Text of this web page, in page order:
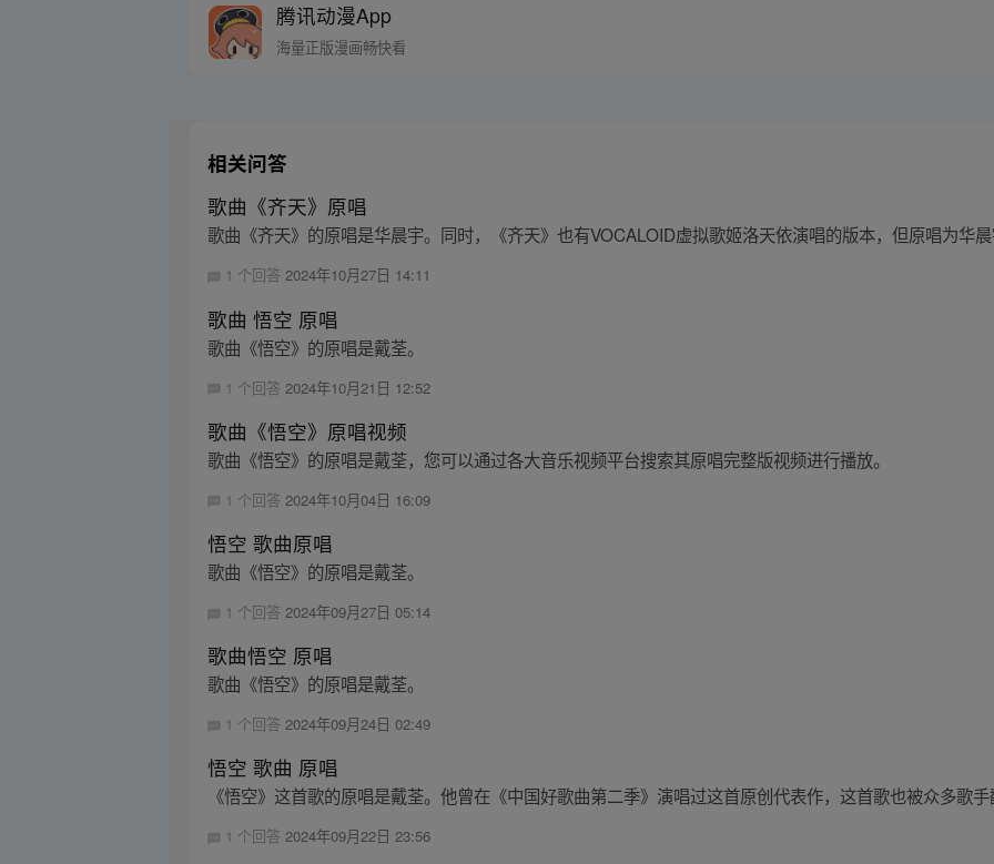
腾讯动漫App
海量正版漫画畅快看
相关问答
歌曲《齐天》原唱
歌曲《齐天》的原唱是华晨宇。同时，《齐天》也有VOCALOID虚拟歌姬洛天依演唱的版本，但原唱为华
1 个回答2024年10月27日 14:11
歌曲 悟空 原唱
歌曲《悟空》的原唱是戴荃。
1 个回答 2024年10月21日 12:52
歌曲《悟空》原唱视频
歌曲《悟空》的原唱是戴荃，您可以通过各大音乐视频平台搜索其原唱完整版视频进行播放。
1 个回答 2024年10月04日 16:09
悟空 歌曲原唱
歌曲《悟空》的原唱是戴荃。
1 个回答2024年09月27日 05:14
歌曲悟空 原唱
歌曲《悟空》的原唱是戴荃。
1 个回答2024年09月24日 02:49
悟空 歌曲 原唱
《悟空》这首歌的原唱是戴荃。他曾在《中国好歌曲第二季》演唱过这首原创代表作，这首歌也被众多歌
1 个回答2024年09月22日 23:56